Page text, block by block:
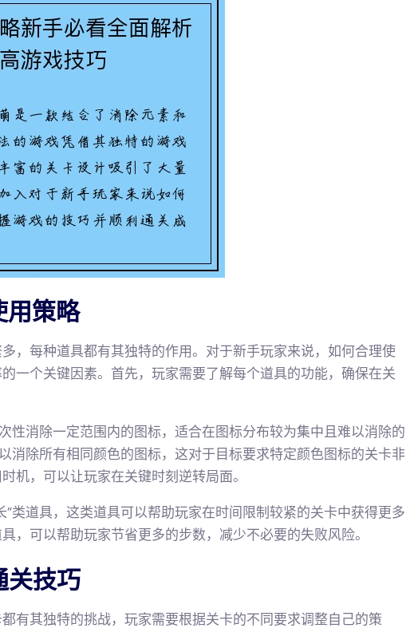
用策略
多，每种道具都有其独特的作用。对于新手玩家来说，如何合理使
一个关键因素。首先，玩家需要了解每个道具的功能，确保在关
性消除一定范围内的图标，适合在图标分布较为集中且难以消除的
消除所有相同颜色的图标，这对于目标要求特定颜色图标的关卡非
机，可以让玩家在关键时刻逆转局面。
”类道具，这类道具可以帮助玩家在时间限制较紧的关卡中获得更多
，可以帮助玩家节省更多的步数，减少不必要的失败风险。
关技巧
有其独特的挑战，玩家需要根据关卡的不同要求调整自己的策